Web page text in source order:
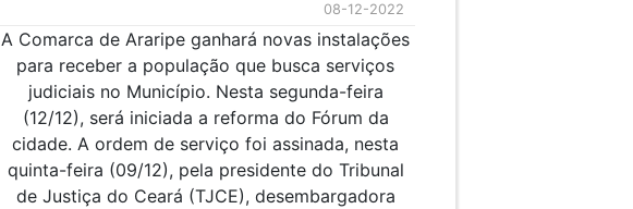
08-12-2022
A Comarca de Araripe ganhará novas instalações
para receber a população que busca serviços
judiciais no Município. Nesta segunda-feira
(12/12), será iniciada a reforma do Fórum da
cidade. A ordem de serviço foi assinada, nesta
quinta-feira (09/12), pela presidente do Tribunal
de Justiça do Ceará (TJCE), desembargadora